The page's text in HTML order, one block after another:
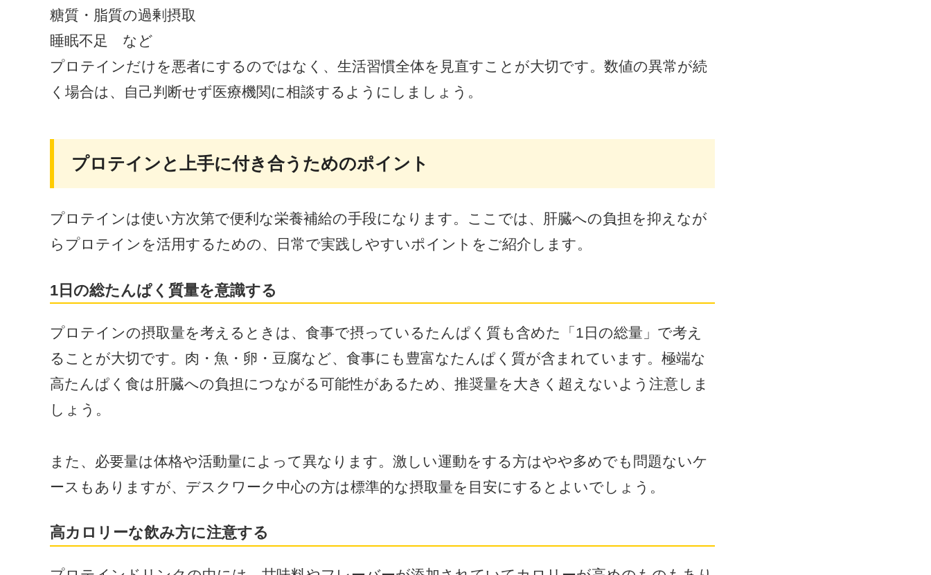
糖質・脂質の過剰摂取
睡眠不足 など
プロテインだけを悪者にするのではなく、生活習慣全体を見直すことが大切です。数値の異常が続
く場合は、自己判断せず医療機関に相談するようにしましょう。
プロテインと上手に付き合うためのポイント
プロテインは使い方次第で便利な栄養補給の手段になります。ここでは、肝臓への負担を抑えなが
らプロテインを活用するための、日常で実践しやすいポイントをご紹介します。
1日の総たんぱく質量を意識する
プロテインの摂取量を考えるときは、食事で摂っているたんぱく質も含めた「1日の総量」で考え
ることが大切です。肉・魚・卵・豆腐など、食事にも豊富なたんぱく質が含まれています。極端な
高たんぱく食は肝臓への負担につながる可能性があるため、推奨量を大きく超えないよう注意しま
しょう。
また、必要量は体格や活動量によって異なります。激しい運動をする方はやや多めでも問題ないケ
ースもありますが、デスクワーク中心の方は標準的な摂取量を目安にするとよいでしょう。
高カロリーな飲み方に注意する